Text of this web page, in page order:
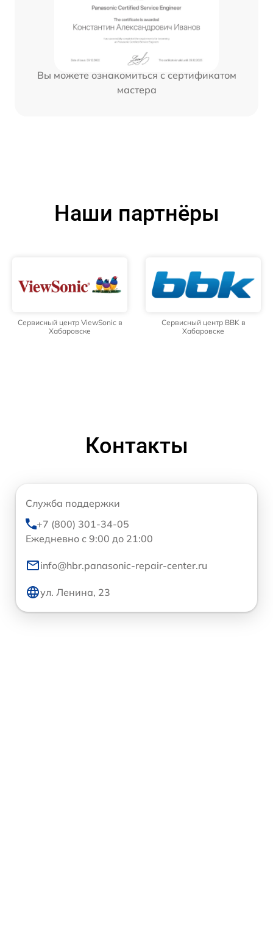
Вы можете ознакомиться с сертификатом
мастера
Наши партнёры
Сервисный центр ViewSonic в
Хабаровске
Сервисный центр BBK в
Хабаровске
Контакты
Служба поддержки
+7 (800) 301-34-05
Ежедневно с 9:00 до 21:00
info@hbr.panasonic-repair-center.ru
ул. Ленина, 23